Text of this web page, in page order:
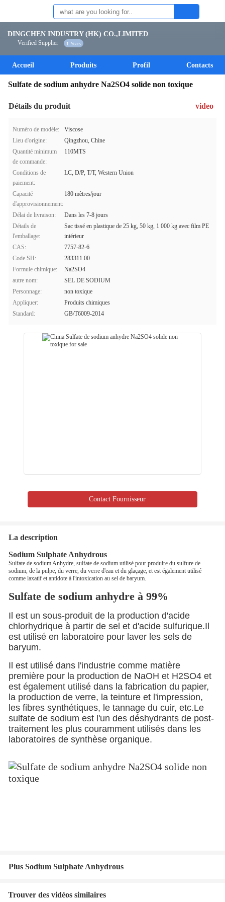
DINGCHEN INDUSTRY (HK) CO.,LIMITED
Verified Supplier 1 Years
Accueil Produits Profil Contacts
Sulfate de sodium anhydre Na2SO4 solide non toxique
Détails du produit video
Numéro de modèle:
Viscose
Lieu d'origine:
Qingzhou, Chine
Quantité minimum
de commande:
110MTS
Conditions de
paiement:
LC, D/P, T/T, Western Union
Capacité
d'approvisionnement:
180 mètres/jour
Délai de livraison:
Dans les 7-8 jours
Détails de
l'emballage:
Sac tissé en plastique de 25 kg, 50 kg, 1 000 kg avec film PE
intérieur
CAS:
7757-82-6
Code SH:
283311.00
Formule chimique:
Na2SO4
autre nom:
SEL DE SODIUM
Personnage:
non toxique
Appliquer:
Produits chimiques
Standard:
GB/T6009-2014
Contact Fournisseur
La description
Sodium Sulphate Anhydrous
Sulfate de sodium Anhydre, sulfate de sodium utilisé pour produire du sulfure de
sodium, de la pulpe, du verre, du verre d'eau et du glaçage, et est également utilisé
comme laxatif et antidote à l'intoxication au sel de baryum.
Sulfate de sodium anhydre à 99%
Il est un sous-produit de la production d'acide
chlorhydrique à partir de sel et d'acide sulfurique.Il
est utilisé en laboratoire pour laver les sels de
baryum.
Il est utilisé dans l'industrie comme matière
première pour la production de NaOH et H2SO4 et
est également utilisé dans la fabrication du papier,
la production de verre, la teinture et l'impression,
les fibres synthétiques, le tannage du cuir, etc.Le
sulfate de sodium est l'un des déshydrants de post-
traitement les plus couramment utilisés dans les
laboratoires de synthèse organique.
Plus Sodium Sulphate Anhydrous
Trouver des vidéos similaires